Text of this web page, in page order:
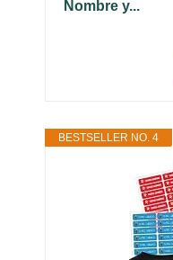
Nombre y...
BESTSELLER NO. 4